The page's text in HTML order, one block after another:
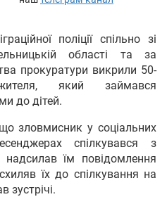
поліції спільно зі
області та за
прокуратури викрили 50-
який займався
до дітей.
зловмисник у соціальних
спілкувався з
надсилав їм повідомлення
їх до спілкування на
зустрічі.